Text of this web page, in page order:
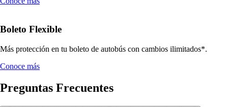
Boleto Flexible
Más protección en tu boleto de autobús con cambios ilimitados*.
Conoce más
Preguntas Frecuentes